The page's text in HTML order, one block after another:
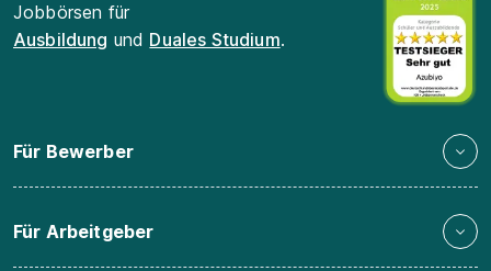
Jobbörsen für
Ausbildung und Duales Studium.
Für Bewerber
Für Arbeitgeber